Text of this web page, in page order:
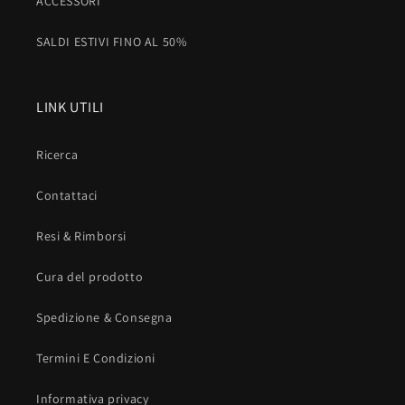
SALDI ESTIVI FINO AL 50%
LINK UTILI
Ricerca
Contattaci
Resi & Rimborsi
Cura del prodotto
Spedizione & Consegna
Termini E Condizioni
Informativa privacy